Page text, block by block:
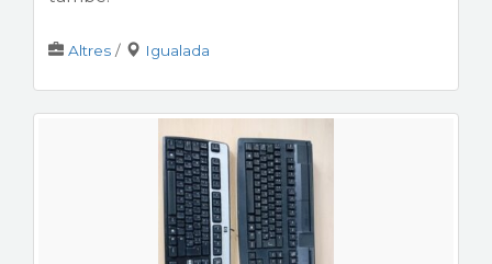
Altres / Igualada